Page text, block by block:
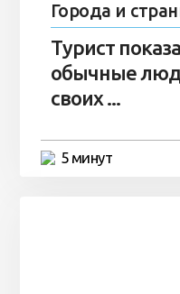
Города и
Турист
обычные
своих ...
5 минут